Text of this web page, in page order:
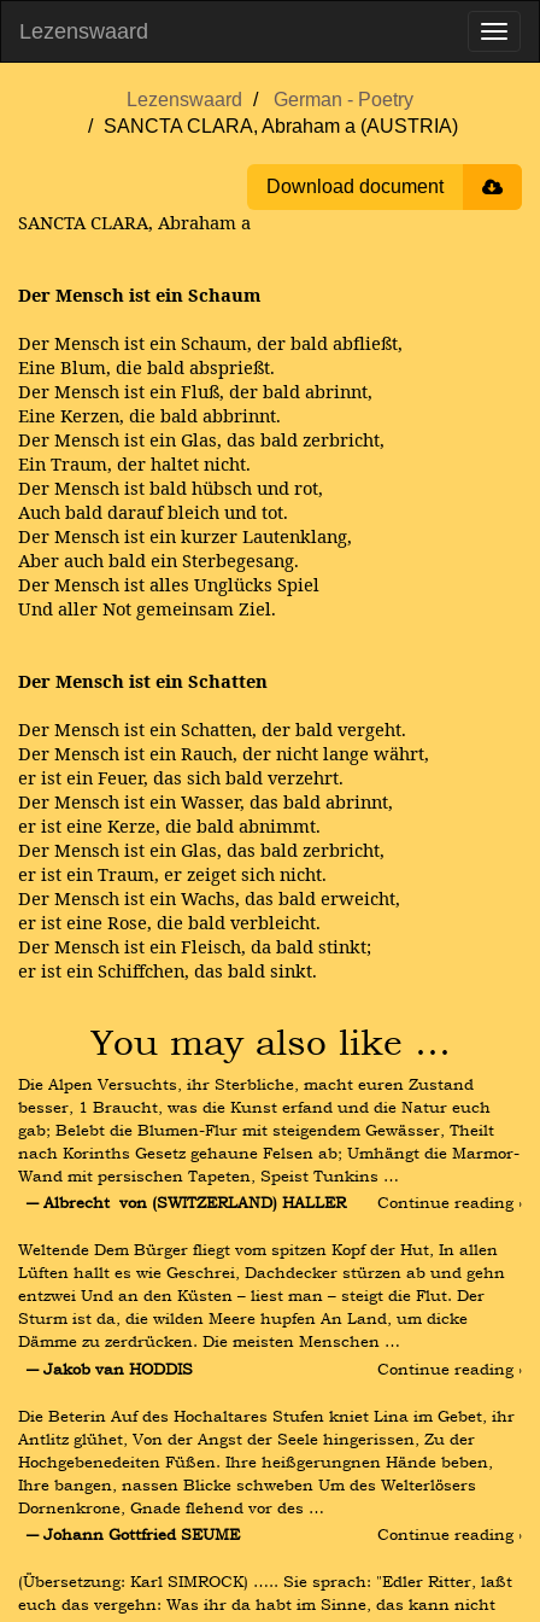
Lezenswaard
Lezenswaard
German - Poetry
SANCTA CLARA, Abraham a (AUSTRIA)
Download document
SANCTA CLARA, Abraham a
Der Mensch ist ein Schaum
Der Mensch ist ein Schaum, der bald abfließt,
Eine Blum, die bald absprießt.
Der Mensch ist ein Fluß, der bald abrinnt,
Eine Kerzen, die bald abbrinnt.
Der Mensch ist ein Glas, das bald zerbricht,
Ein Traum, der haltet nicht.
Der Mensch ist bald hübsch und rot,
Auch bald darauf bleich und tot.
Der Mensch ist ein kurzer Lautenklang,
Aber auch bald ein Sterbegesang.
Der Mensch ist alles Unglücks Spiel
Und aller Not gemeinsam Ziel.
Der Mensch ist ein Schatten
Der Mensch ist ein Schatten, der bald vergeht.
Der Mensch ist ein Rauch, der nicht lange währt,
er ist ein Feuer, das sich bald verzehrt.
Der Mensch ist ein Wasser, das bald abrinnt,
er ist eine Kerze, die bald abnimmt.
Der Mensch ist ein Glas, das bald zerbricht,
er ist ein Traum, er zeiget sich nicht.
Der Mensch ist ein Wachs, das bald erweicht,
er ist eine Rose, die bald verbleicht.
Der Mensch ist ein Fleisch, da bald stinkt;
er ist ein Schiffchen, das bald sinkt.
You may also like …
Die Alpen Versuchts, ihr Sterbliche, macht euren Zustand
besser, 1 Braucht, was die Kunst erfand und die Natur euch
gab; Belebt die Blumen-Flur mit steigendem Gewässer, Theilt
nach Korinths Gesetz gehaune Felsen ab; Umhängt die Marmor-
Wand mit persischen Tapeten, Speist Tunkins …
― Albrecht  von (SWITZERLAND) HALLER
Continue reading ›
Weltende Dem Bürger fliegt vom spitzen Kopf der Hut, In allen
Lüften hallt es wie Geschrei, Dachdecker stürzen ab und gehn
entzwei Und an den Küsten – liest man – steigt die Flut. Der
Sturm ist da, die wilden Meere hupfen An Land, um dicke
Dämme zu zerdrücken. Die meisten Menschen …
― Jakob van HODDIS
Continue reading ›
Die Beterin Auf des Hochaltares Stufen kniet Lina im Gebet, ihr
Antlitz glühet, Von der Angst der Seele hingerissen, Zu der
Hochgebenedeiten Füßen. Ihre heißgerungnen Hände beben,
Ihre bangen, nassen Blicke schweben Um des Welterlösers
Dornenkrone, Gnade flehend vor des …
― Johann Gottfried SEUME
Continue reading ›
(Übersetzung: Karl SIMROCK) ….. Sie sprach: "Edler Ritter, laßt
euch das vergehn: Was ihr da habt im Sinne, das kann nicht